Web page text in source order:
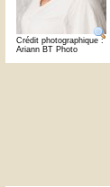
Crédit photographique :
Ariann BT Photo